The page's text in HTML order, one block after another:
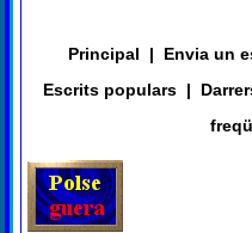
Principal | Envia un
Escrits populars |